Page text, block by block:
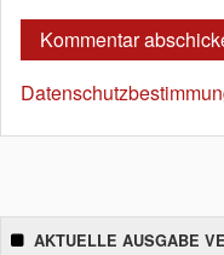
AKTUELLE AUSGABE